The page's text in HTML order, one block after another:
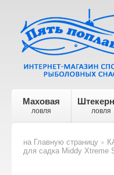
Маховая
ловля ловля
на Главную страницу
>
для садка Middy Xtreme